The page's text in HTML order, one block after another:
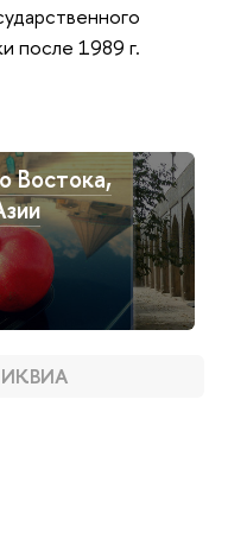
после 1989 г.
Востока,